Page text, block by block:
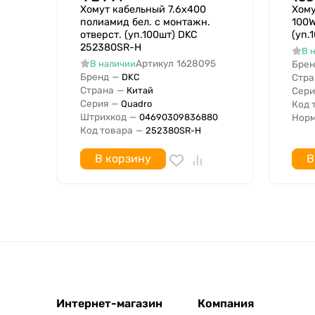
Хомут кабельный 7.6х400
полиамид бел. с монтажн.
отверст. (уп.100шт) DKC
252380SR-H
В наличииАртикул 1628095
Бренд — DKC
Страна — Китай
Серия — Quadro
Штрихкод — 04690309836880
Код товара — 252380SR-H
В корзину
В
Код
Интернет-магазин Компания